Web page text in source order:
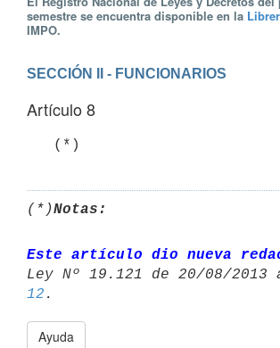
semestre se encuentra disponible en la
IMPO.
SECCIÓN II - FUNCIONARIOS
Artículo 8
(*)Notas:
Este artículo dio nueva
12
Ayuda